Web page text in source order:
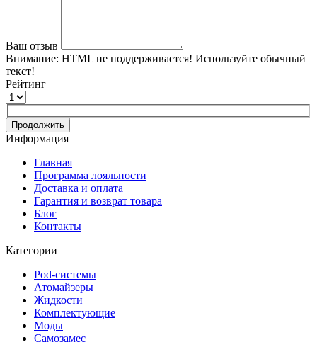
Ваш отзыв
Внимание: HTML не поддерживается! Используйте обычный
текст!
Рейтинг
Продолжить
Информация
Главная
Программа лояльности
Доставка и оплата
Гарантия и возврат товара
Блог
Контакты
Категории
Pod-системы
Атомайзеры
Жидкости
Комплектующие
Моды
Самозамес